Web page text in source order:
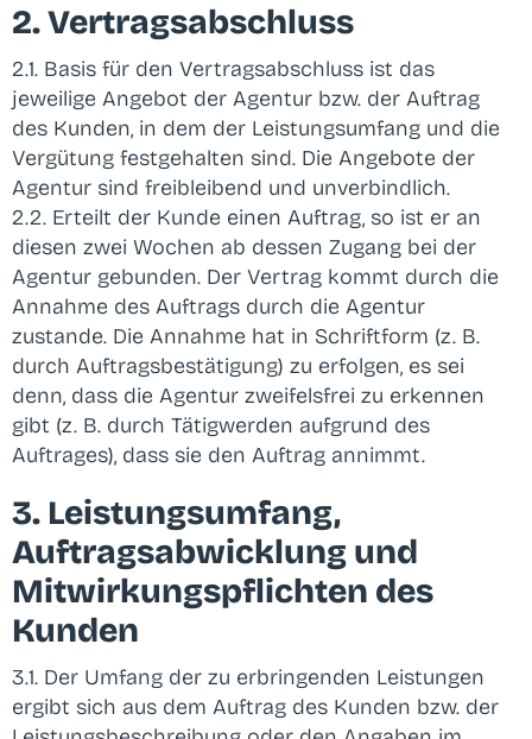
2. Vertragsabschluss
2.1. Basis für den Vertragsabschluss ist das
jeweilige Angebot der Agentur bzw. der Auftrag
des Kunden, in dem der Leistungsumfang und die
Vergütung festgehalten sind. Die Angebote der
Agentur sind freibleibend und unverbindlich.
2.2. Erteilt der Kunde einen Auftrag, so ist er an
diesen zwei Wochen ab dessen Zugang bei der
Agentur gebunden. Der Vertrag kommt durch die
Annahme des Auftrags durch die Agentur
zustande. Die Annahme hat in Schriftform (z. B.
durch Auftragsbestätigung) zu erfolgen, es sei
denn, dass die Agentur zweifelsfrei zu erkennen
gibt (z. B. durch Tätigwerden aufgrund des
Auftrages), dass sie den Auftrag annimmt.
3. Leistungsumfang,
Auftragsabwicklung und
Mitwirkungspflichten des
Kunden
3.1. Der Umfang der zu erbringenden Leistungen
ergibt sich aus dem Auftrag des Kunden bzw. der